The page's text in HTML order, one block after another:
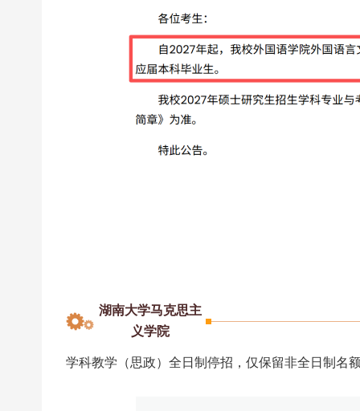
湖南大学马克思主
义学院
学科教学（思政）全日制停招，仅保留非全日制名